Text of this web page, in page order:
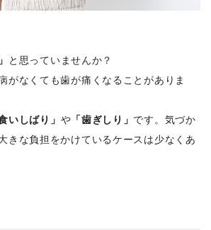
と思っていませんか？
がなくても歯が痛くなることがありま
食いしばり」 や 「歯ぎしり」 です。気づか
きな負担をかけているケースは少なくあ